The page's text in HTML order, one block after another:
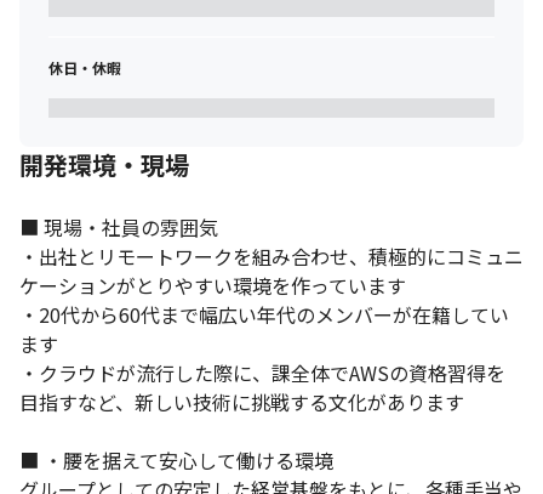
休日・休暇
開発環境・現場
■ 現場・社員の雰囲気
・出社とリモートワークを組み合わせ、積極的にコミュニ
ケーションがとりやすい環境を作っています
・20代から60代まで幅広い年代のメンバーが在籍してい
ます
・クラウドが流行した際に、課全体でAWSの資格習得を
目指すなど、新しい技術に挑戦する文化があります
■ ・腰を据えて安心して働ける環境